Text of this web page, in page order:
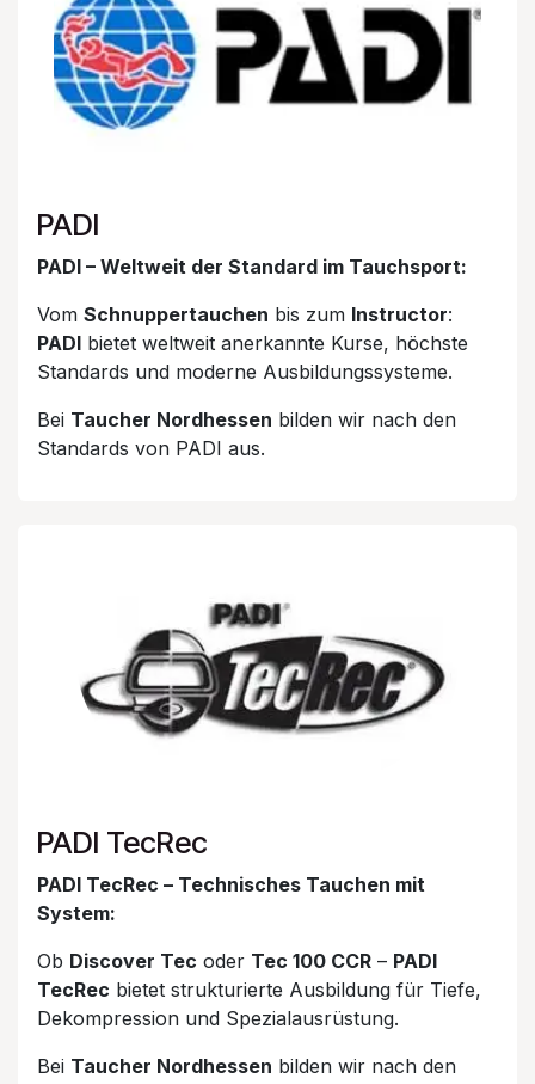
PADI
PADI – Weltweit der Standard im Tauchsport:
Vom Schnuppertauchen bis zum Instructor:
PADI bietet weltweit anerkannte Kurse, höchste
Standards und moderne Ausbildungssysteme.
Bei Taucher Nordhessen bilden wir nach den
Standards von PADI aus.
PADI TecRec
PADI TecRec – Technisches Tauchen mit
System:
Ob Discover Tec oder Tec 100 CCR – PADI
TecRec bietet strukturierte Ausbildung für Tiefe,
Dekompression und Spezialausrüstung.
Bei Taucher Nordhessen bilden wir nach den